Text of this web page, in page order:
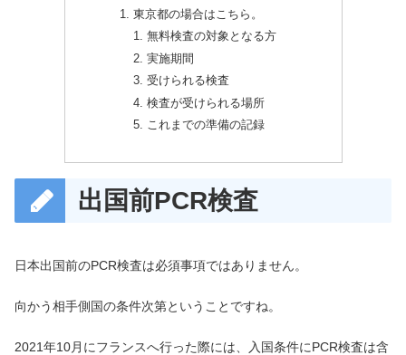
東京都の場合はこちら。
無料検査の対象となる方
実施期間
受けられる検査
検査が受けられる場所
これまでの準備の記録
出国前PCR検査
日本出国前のPCR検査は必須事項ではありません。
向かう相手側国の条件次第ということですね。
2021年10月にフランスへ行った際には、入国条件にPCR検査は含